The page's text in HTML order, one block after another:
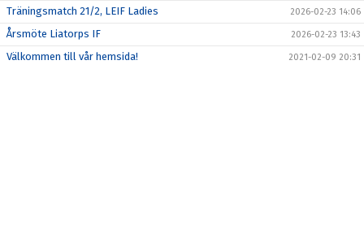
MEDLEMSKAP
Träningsmatch 21/2, LEIF Ladies 2026-02-23 14:06
Årsmöte Liatorps IF 2026-02-23 13:43
Välkommen till vår hemsida! 2021-02-09 20:31